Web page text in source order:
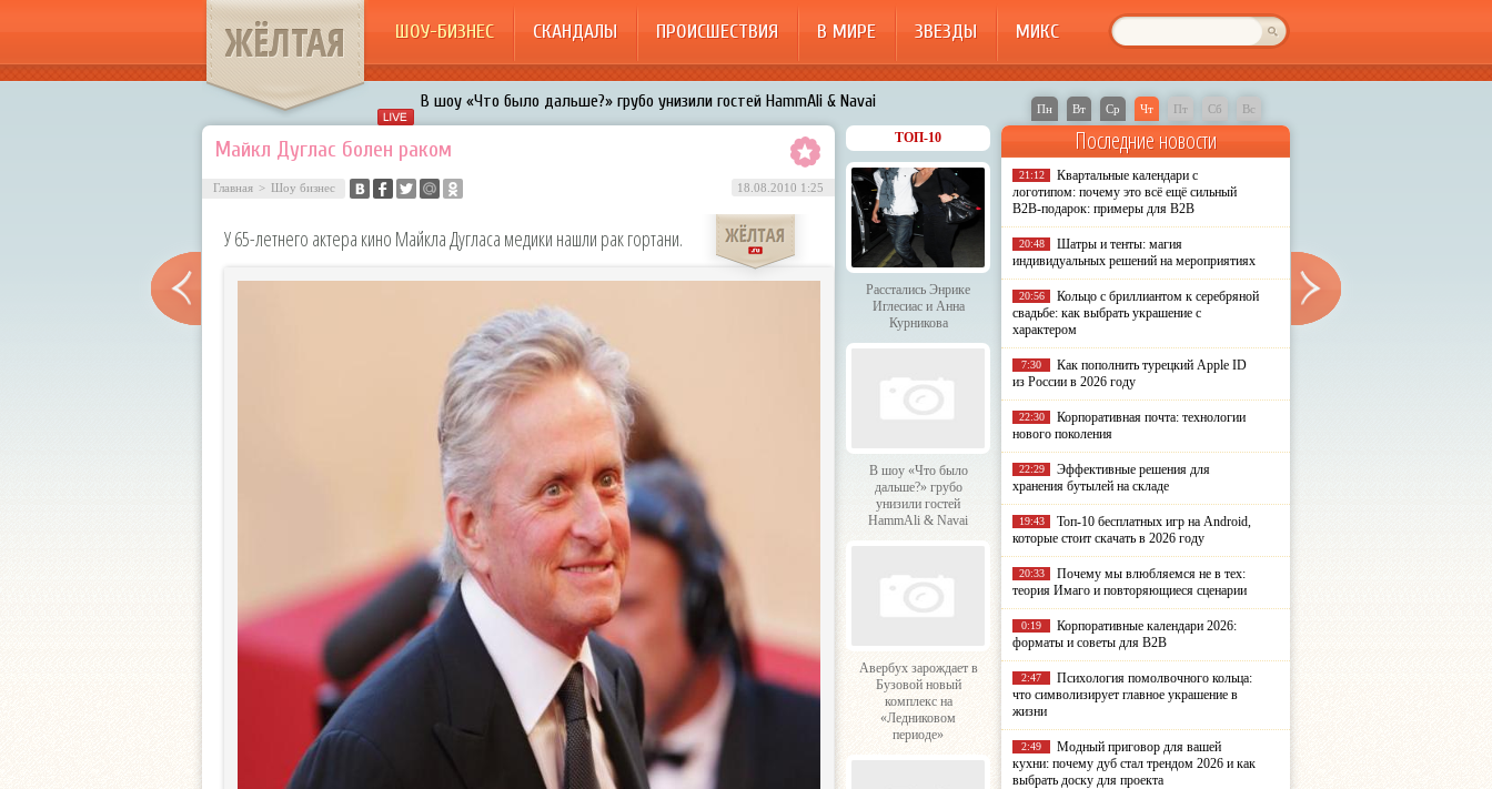
ЖЁЛТАЯ ШОУ-БИЗНЕС СКАНДАЛЫ ПРОИСШЕСТВИЯ В МИРЕ ЗВЕЗДЫ МИКС
В шоу «Что было дальше?» грубо унизили гостей HammAli & Navai
Авербух зарождает в Бузовой новый комплекс на «Ледниковом периоде»
«Мужик на 200%»: Тарзан признался, что изменил Королёвой с любовницами-
воровками
Расстались Энрике Иглесиас и Анна Курникова
Пн Вт Ср Чт Пт Сб Вс
Майкл Дуглас болен раком
Главная > Шоу бизнес 18.08.2010 1:25
У 65-летнего актера кино Майкла Дугласа медики нашли рак гортани.
ТОП-10
Расстались Энрике
Иглесиас и Анна
Курникова
В шоу «Что было
дальше?» грубо
унизили гостей
HammAli & Navai
Авербух зарождает в
Бузовой новый
комплекс на
«Ледниковом
периоде»
Последние новости
21:12
Квартальные календари с
логотипом: почему это всё ещё сильный
B2B-подарок: примеры для B2B
20:48
Шатры и тенты: магия
индивидуальных решений на мероприятиях
20:56
Кольцо с бриллиантом к серебряной
свадьбе: как выбрать украшение с
характером
7:30
Как пополнить турецкий Apple ID
из России в 2026 году
22:30
Корпоративная почта: технологии
нового поколения
22:29
Эффективные решения для
хранения бутылей на складе
19:43
Топ-10 бесплатных игр на Android,
которые стоит скачать в 2026 году
20:33
Почему мы влюбляемся не в тех:
теория Имаго и повторяющиеся сценарии
0:19
Корпоративные календари 2026:
форматы и советы для B2B
2:47
Психология помолвочного кольца:
что символизирует главное украшение в
жизни
2:49
Модный приговор для вашей
кухни: почему дуб стал трендом 2026 и как
выбрать доску для проекта